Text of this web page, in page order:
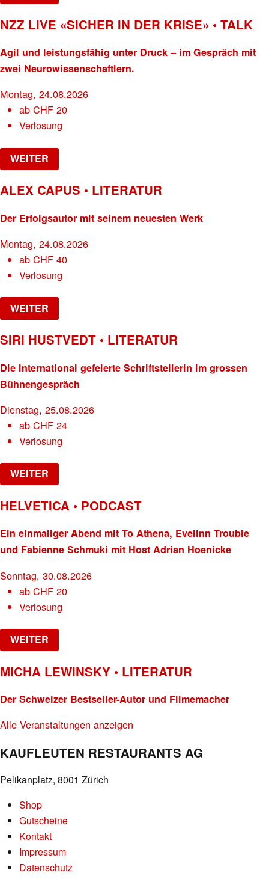
NZZ LIVE «SICHER IN DER KRISE» • TALK
Agil und leistungsfähig unter Druck – im Gespräch mit
zwei Neurowissenschaftlern.
Montag, 24.08.2026
abCHF 20
Verlosung
WEITER
ALEX CAPUS • LITERATUR
Der Erfolgsautor mit seinem neuesten Werk
Montag, 24.08.2026
abCHF 40
Verlosung
WEITER
SIRI HUSTVEDT • LITERATUR
Die international gefeierte Schriftstellerin im grossen
Bühnengespräch
Dienstag, 25.08.2026
abCHF 24
Verlosung
WEITER
HELVETICA • PODCAST
Ein einmaliger Abend mit To Athena, Evelinn Trouble
und Fabienne Schmuki mit Host Adrian Hoenicke
Sonntag, 30.08.2026
abCHF 20
Verlosung
WEITER
MICHA LEWINSKY • LITERATUR
Der Schweizer Bestseller-Autor und Filmemacher
Alle Veranstaltungen anzeigen
KAUFLEUTEN RESTAURANTS AG
Pelikanplatz, 8001 Zürich
Shop
Gutscheine
Kontakt
Impressum
Datenschutz